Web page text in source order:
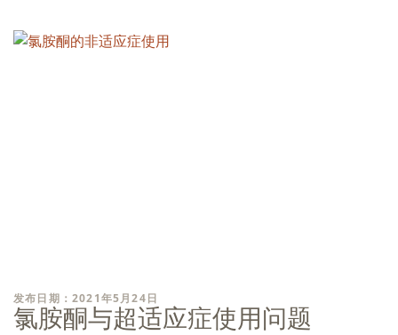
发布日期：2021年5月24日
氯胺酮与超适应症使用问题